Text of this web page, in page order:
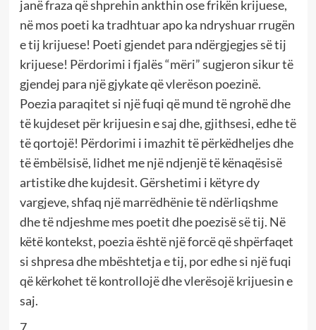
janë fraza që shprehin ankthin ose frikën krijuese,
në mos poeti ka tradhtuar apo ka ndryshuar rrugën
e tij krijuese! Poeti gjendet para ndërgjegjes së tij
krijuese! Përdorimi i fjalës “mëri” sugjeron sikur të
gjendej para një gjykate që vlerëson poezinë.
Poezia paraqitet si një fuqi që mund të ngrohë dhe
të kujdeset për krijuesin e saj dhe, gjithsesi, edhe të
të qortojë! Përdorimi i imazhit të përkëdheljes dhe
të ëmbëlsisë, lidhet me një ndjenjë të kënaqësisë
artistike dhe kujdesit. Gërshetimi i këtyre dy
vargjeve, shfaq një marrëdhënie të ndërliqshme
dhe të ndjeshme mes poetit dhe poezisë së tij. Në
këtë kontekst, poezia është një forcë që shpërfaqet
si shpresa dhe mbështetja e tij, por edhe si një fuqi
që kërkohet të kontrollojë dhe vlerësojë krijuesin e
saj.
7.